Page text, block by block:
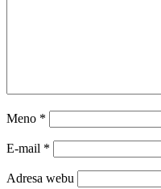
Meno *
E-mail *
Adresa webu